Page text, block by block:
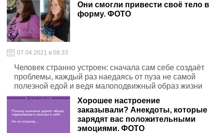
Они смогли привести своё тело в
форму. ФОТО
07.04.2021 в 08:33
Человек странно устроен: сначала сам себе создаёт
проблемы, каждый раз наедаясь от пуза не самой
полезной едой и ведя малоподвижный образ жизни
Хорошее настроение
заказывали? Анекдоты, которые
зарядят вас положительными
эмоциями. ФОТО